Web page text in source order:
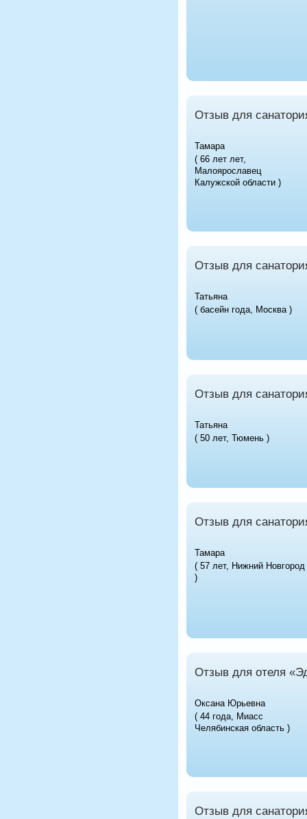
Отзыв для
Тамара
( 66 лет лет,
Малоярославец
Калужской области )
Отзыв для
Татьяна
( басейн года, Москва )
Отзыв для
Татьяна
( 50 лет, Тюмень )
Отзыв для
Тамара
( 57 лет, Нижний Новгород
)
Отзыв для отеля
Оксана Юрьевна
( 44 года, Миасс
Челябинская область )
Отзыв для